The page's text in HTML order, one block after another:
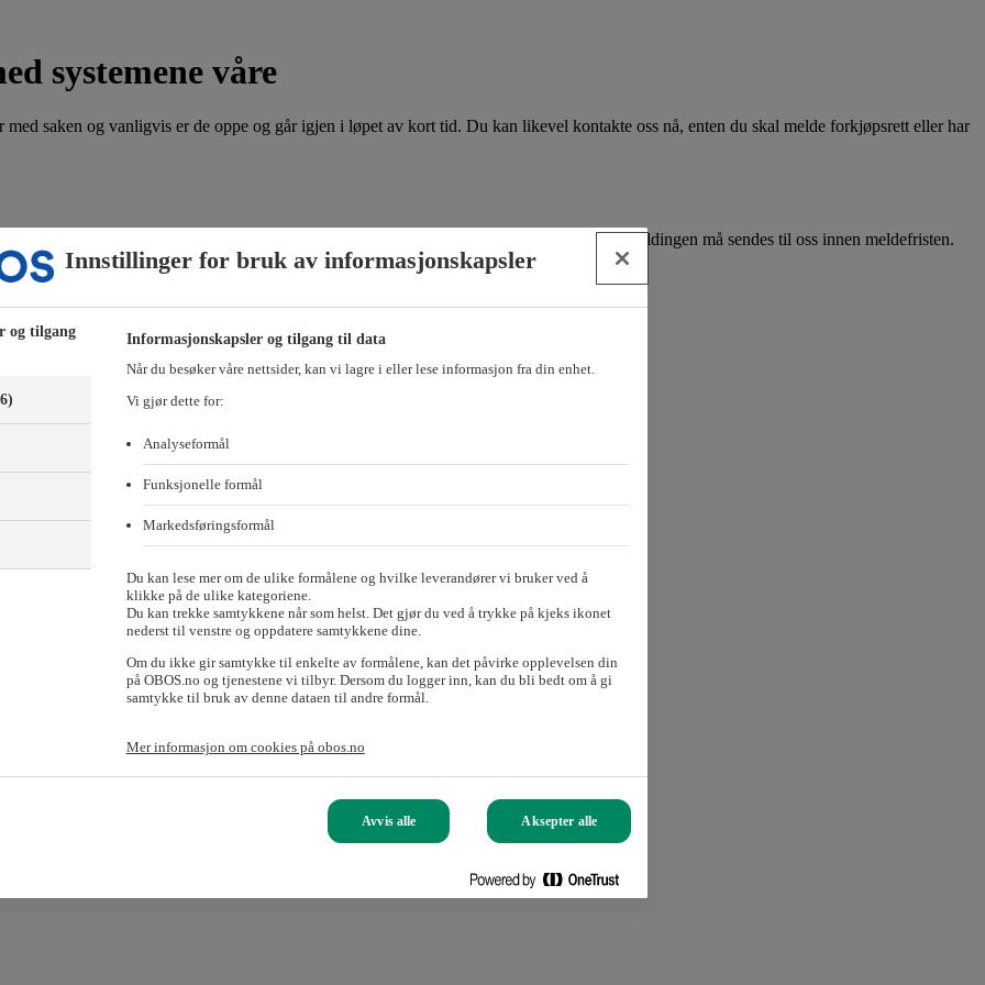
systemene våre
saken og vanligvis er de oppe og går igjen i løpet av kort tid. Du kan likevel kontakte oss nå, enten du skal melde forkjøpsrett eller har
bolig det gjelder. Husk å få med ditt navn, medlemsnummer og finansieringsbevis. Meldingen må sendes til oss innen meldefristen.
posten til:
hammersborg@obos.no
posten til:forkjop@obos.no
Styrerommet eller Vibbo?
Innstillinger for bruk av informasjonskapsler
og tilgang
Informasjonskapsler og tilgang til data
Når du besøker våre nettsider, kan vi lagre i eller lese informasjon fra din enhet.
Vi gjør dette for:
Analyseformål
Funksjonelle formål
Markedsføringsformål
Du kan lese mer om de ulike formålene og hvilke leverandører vi bruker ved å
klikke på de ulike kategoriene.
Du kan trekke samtykkene når som helst. Det gjør du ved å trykke på kjeks ikonet
nederst til venstre og oppdatere samtykkene dine.
Om du ikke gir samtykke til enkelte av formålene, kan det påvirke opplevelsen din
på OBOS.no og tjenestene vi tilbyr. Dersom du logger inn, kan du bli bedt om å gi
samtykke til bruk av denne dataen til andre formål.
Mer informasjon om cookies på obos.no
Avvis alle Aksepter alle